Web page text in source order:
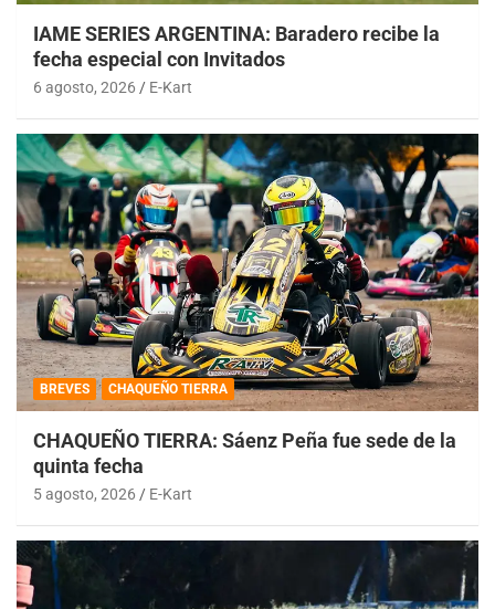
IAME SERIES ARGENTINA: Baradero recibe la
fecha especial con Invitados
6 agosto, 2026 E-Kart
BREVES CHAQUEÑO TIERRA
CHAQUEÑO TIERRA: Sáenz Peña fue sede de la
quinta fecha
5 agosto, 2026 E-Kart